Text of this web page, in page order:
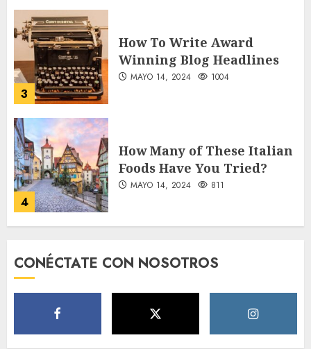
3
How To Write Award
Winning Blog Headlines
MAYO 14, 2024 1004
4
How Many of These Italian
Foods Have You Tried?
MAYO 14, 2024 811
Classic Cars in a Retro
CONÉCTATE CON NOSOTROS